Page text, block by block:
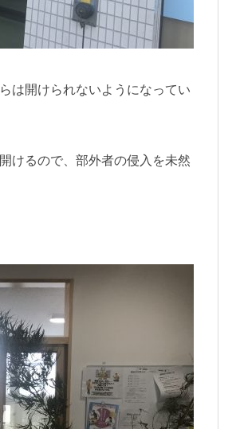
は開けられないようになってい
けるので、部外者の侵入を未然